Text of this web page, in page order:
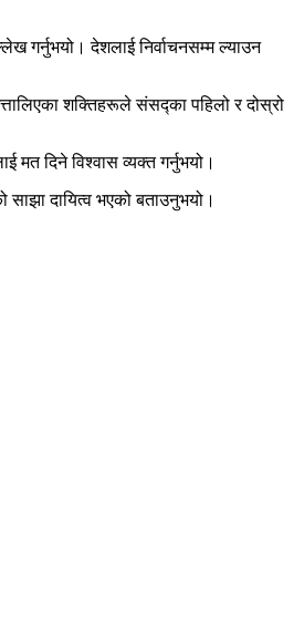
गर्नुभयो। देशलाई निर्वाचनसम्म ल्याउन
शक्तिहरूले संसद्का पहिलो र दोस्रो
मत दिने विश्वास व्यक्त गर्नुभयो।
साझा दायित्व भएको बताउनुभयो।